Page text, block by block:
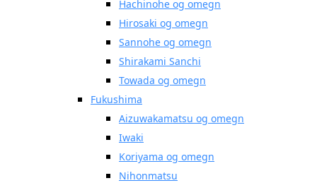
Hachinohe og omegn
Hirosaki og omegn
Sannohe og omegn
Shirakami Sanchi
Towada og omegn
Fukushima
Aizuwakamatsu og omegn
Iwaki
Koriyama og omegn
Nihonmatsu